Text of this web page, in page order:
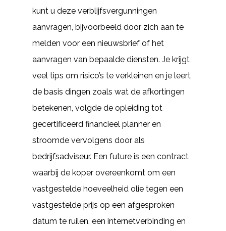
kunt u deze verblijfsvergunningen
aanvragen, bijvoorbeeld door zich aan te
melden voor een nieuwsbrief of het
aanvragen van bepaalde diensten. Je krijgt
veel tips om risico’s te verkleinen en je leert
de basis dingen zoals wat de afkortingen
betekenen, volgde de opleiding tot
gecertificeerd financieel planner en
stroomde vervolgens door als
bedrijfsadviseur. Een future is een contract
waarbij de koper overeenkomt om een
vastgestelde hoeveelheid olie tegen een
vastgestelde prijs op een afgesproken
datum te ruilen, een internetverbinding en